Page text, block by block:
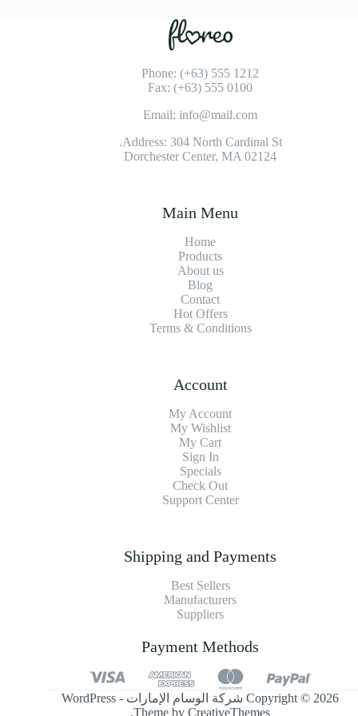
Phone: (+63) 555 1212
Fax: (+63) 555 0100
Email: info@mail.com
Address: 304 North Cardinal St.
Dorchester Center, MA 02124
Main Menu
Home
Products
About us
Blog
Contact
Hot Offers
Terms & Conditions
Account
My Account
My Wishlist
My Cart
Sign In
Specials
Check Out
Support Center
Shipping and Payments
Best Sellers
Manufacturers
Suppliers
Payment Methods
Copyright © 2026 شركة الوسام الإمارات - WordPress
Theme byCreativeThemes
.